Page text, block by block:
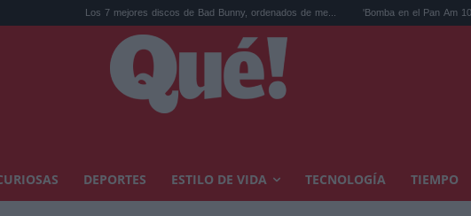
Los 7 mejores discos de Bad Bunny, ordenados de me... 'Bomba en el Pan Am 103': la serie de
DEPORTES ESTILO DE VIDA TECNOLOGÍA TIEMPO